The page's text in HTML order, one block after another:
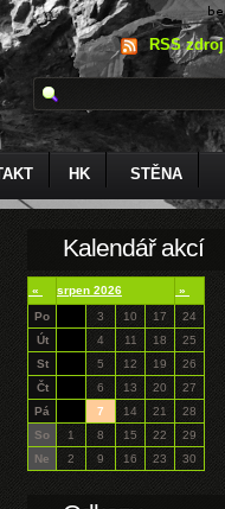
RSS zdroj
HK STĚNA
Kalendář akcí
« srpen 2026
»
Po
3 10 17
24
Út
4 11 18
25
St
5 12 19
26
Čt
6 13 20
27
Pá
7 14 21
28
So
1 8 15 22
29
Ne
2 9 16 23 30